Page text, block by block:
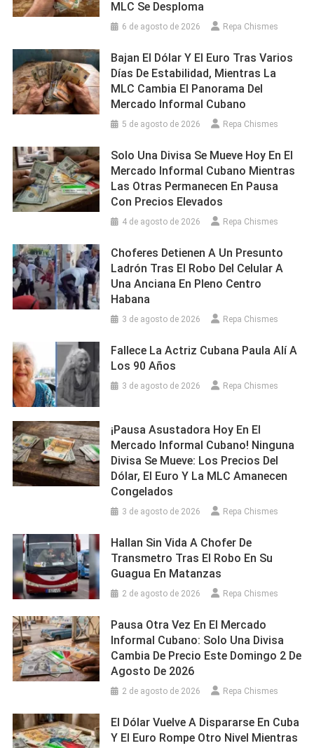
MLC Se Desploma
6 de agosto de 2026 Repa Chismes
Bajan El Dólar Y El Euro Tras Varios
Días De Estabilidad, Mientras La
MLC Cambia El Panorama Del
Mercado Informal Cubano
5 de agosto de 2026 Repa Chismes
Solo Una Divisa Se Mueve Hoy En El
Mercado Informal Cubano Mientras
Las Otras Permanecen En Pausa
Con Precios Elevados
4 de agosto de 2026 Repa Chismes
Choferes Detienen A Un Presunto
Ladrón Tras El Robo Del Celular A
Una Anciana En Pleno Centro
Habana
3 de agosto de 2026 Repa Chismes
Fallece La Actriz Cubana Paula Alí A
Los 90 Años
3 de agosto de 2026 Repa Chismes
¡Pausa Asustadora Hoy En El
Mercado Informal Cubano! Ninguna
Divisa Se Mueve: Los Precios Del
Dólar, El Euro Y La MLC Amanecen
Congelados
3 de agosto de 2026 Repa Chismes
Hallan Sin Vida A Chofer De
Transmetro Tras El Robo En Su
Guagua En Matanzas
2 de agosto de 2026 Repa Chismes
Pausa Otra Vez En El Mercado
Informal Cubano: Solo Una Divisa
Cambia De Precio Este Domingo 2 De
Agosto De 2026
2 de agosto de 2026 Repa Chismes
El Dólar Vuelve A Dispararse En Cuba
Y El Euro Rompe Otro Nivel Mientras